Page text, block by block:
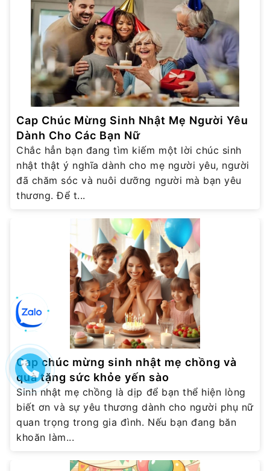
Cap Chúc Mừng Sinh Nhật Mẹ Người Yêu
Dành Cho Các Bạn Nữ
Chắc hẳn bạn đang tìm kiếm một lời chúc sinh
nhật thật ý nghĩa dành cho mẹ người yêu, người
đã chăm sóc và nuôi dưỡng người mà bạn yêu
thương. Để t...
Cap chúc mừng sinh nhật mẹ chồng và
quà tặng sức khỏe yến sào
Sinh nhật mẹ chồng là dịp để bạn thể hiện lòng
biết ơn và sự yêu thương dành cho người phụ nữ
quan trọng trong gia đình. Nếu bạn đang băn
khoăn làm...